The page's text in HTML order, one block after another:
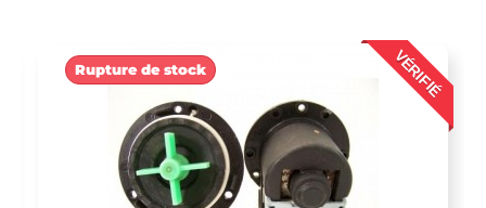
VÉRIFIÉ
Rupture de stock